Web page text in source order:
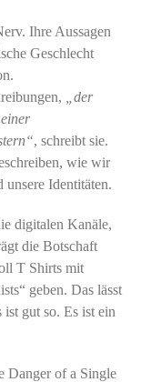
Ihre Aussagen
Geschlecht
„der
, schreibt sie.
wie wir
unsere Identitäten.
digitalen Kanäle,
die Botschaft
T Shirts mit
geben. Das lässt
gut so. Es ist ein
Danger of a Single